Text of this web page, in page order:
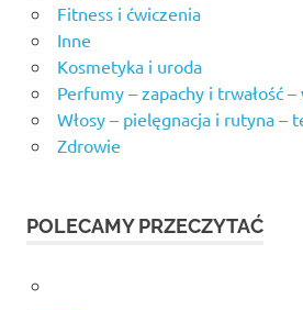
Fitness i ćwiczenia
Inne
Kosmetyka i uroda
Perfumy – zapachy i trwałość
Włosy – pielęgnacja i rutyna –
Zdrowie
POLECAMY PRZECZYTAĆ